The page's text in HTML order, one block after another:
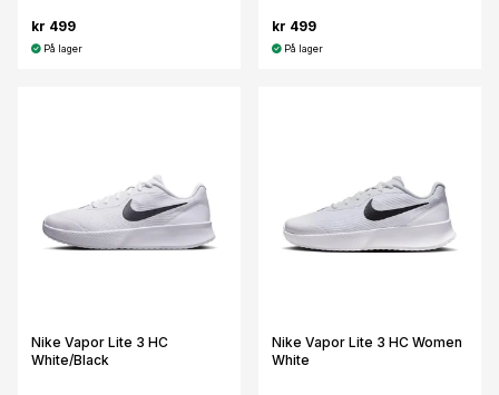
kr 499
På lager
kr 499
På lager
Nike Vapor Lite 3 HC
White/Black
Nike Vapor Lite 3 HC Women
White